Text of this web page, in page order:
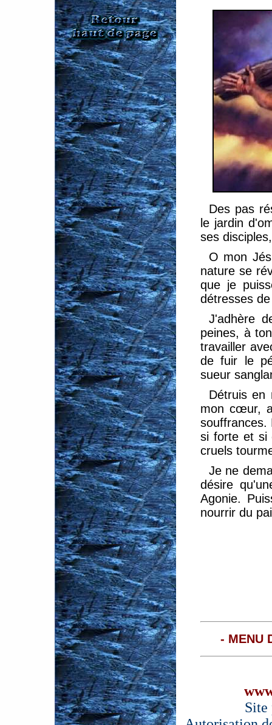
Des pas
le jardin
ses
O mon
nature se
que je
détresses
J'adhère
peines, à
travailler
de fuir le
sueur
Détruis en
mon cœur,
souffrances.
si forte et si
cruels
Je ne
désire
Agonie.
nourrir du
- MENU
Site